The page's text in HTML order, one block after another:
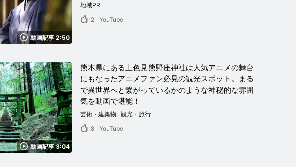
動画記事 2:50
地域PR
2
YouTube
動画記事 3:04
熊本県にある上色見熊野座神社は人気アニメの舞台
にもなったアニメファン必見の観光スポット。まる
で異世界へと繋がっているかのような神秘的な雰囲
気を動画で堪能！
芸術・建築物
観光・旅行
8
YouTube